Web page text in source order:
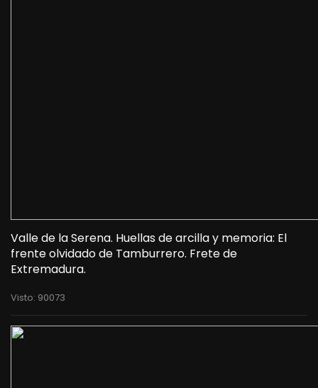
Valle de la Serena. Huellas de arcilla y memoria: El
frente olvidado de Tamburrero. Frete de
Extremadura.
Visto: 90073